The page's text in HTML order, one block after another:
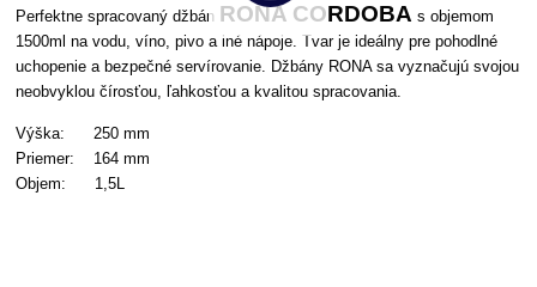
Perfektne spracovaný džbán RONA CORDOBA s objemom
1500ml na vodu, víno, pivo a iné nápoje. Tvar je ideálny pre pohodlné
uchopenie a bezpečné servírovanie. Džbány RONA sa vyznačujú svojou
neobvyklou čírosťou, ľahkosťou a kvalitou spracovania.
Výška: 250 mm
Priemer: 164 mm
Objem: 1,5L